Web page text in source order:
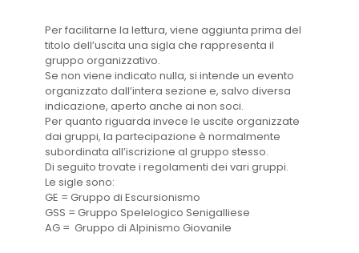
Per facilitarne la lettura, viene aggiunta prima del
titolo dell’uscita una sigla che rappresenta il
gruppo organizzativo.
Se non viene indicato nulla, si intende un evento
organizzato dall’intera sezione e, salvo diversa
indicazione, aperto anche ai non soci.
Per quanto riguarda invece le uscite organizzate
dai gruppi, la partecipazione è normalmente
subordinata all’iscrizione al gruppo stesso.
Di seguito trovate i regolamenti dei vari gruppi.
Le sigle sono:
GE = Gruppo di Escursionismo
GSS = Gruppo Spelelogico Senigalliese
AG = Gruppo di Alpinismo Giovanile